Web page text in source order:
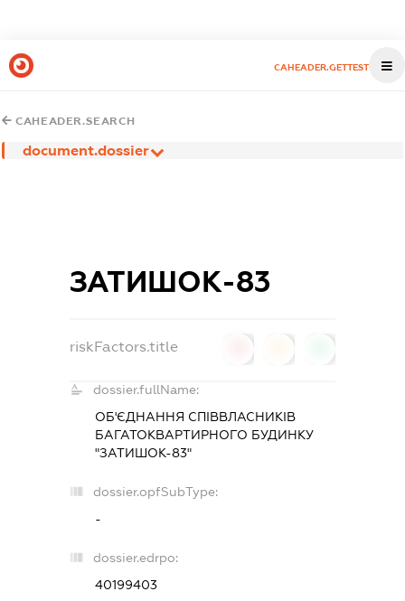
CAHEADER.GETTEST
CAHEADER.SEARCH
document.dossier
ЗАТИШОК-83
riskFactors.title
dossier.fullName:
ОБ'ЄДНАННЯ СПІВВЛАСНИКІВ
БАГАТОКВАРТИРНОГО БУДИНКУ
"ЗАТИШОК-83"
dossier.opfSubType:
-
dossier.edrpo:
40199403